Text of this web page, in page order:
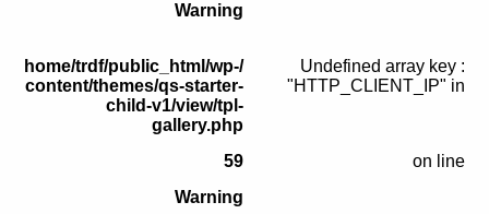
Warning
: Undefined array key
"HTTP_CLIENT_IP" in
/home/trdf/public_html/wp-
content/themes/qs-starter-
child-v1/view/tpl-
gallery.php
on line
59
Warning